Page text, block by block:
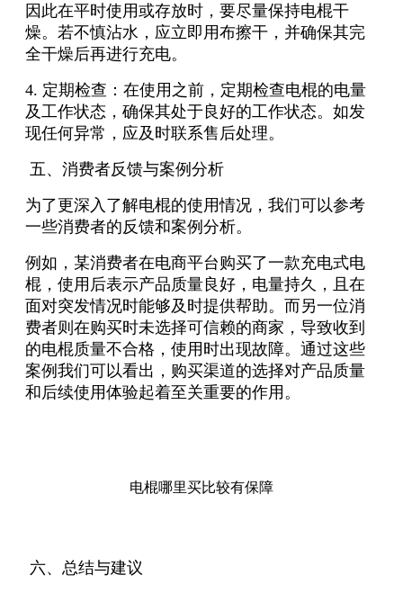
因此在平时使用或存放时，要尽量保持电棍干
燥。若不慎沾水，应立即用布擦干，并确保其完
全干燥后再进行充电。
4. 定期检查：在使用之前，定期检查电棍的电量
及工作状态，确保其处于良好的工作状态。如发
现任何异常，应及时联系售后处理。
五、消费者反馈与案例分析
为了更深入了解电棍的使用情况，我们可以参考
一些消费者的反馈和案例分析。
例如，某消费者在电商平台购买了一款充电式电
棍，使用后表示产品质量良好，电量持久，且在
面对突发情况时能够及时提供帮助。而另一位消
费者则在购买时未选择可信赖的商家，导致收到
的电棍质量不合格，使用时出现故障。通过这些
案例我们可以看出，购买渠道的选择对产品质量
和后续使用体验起着至关重要的作用。
电棍哪里买比较有保障
六、总结与建议